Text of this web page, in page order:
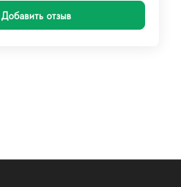
Добавить отзыв